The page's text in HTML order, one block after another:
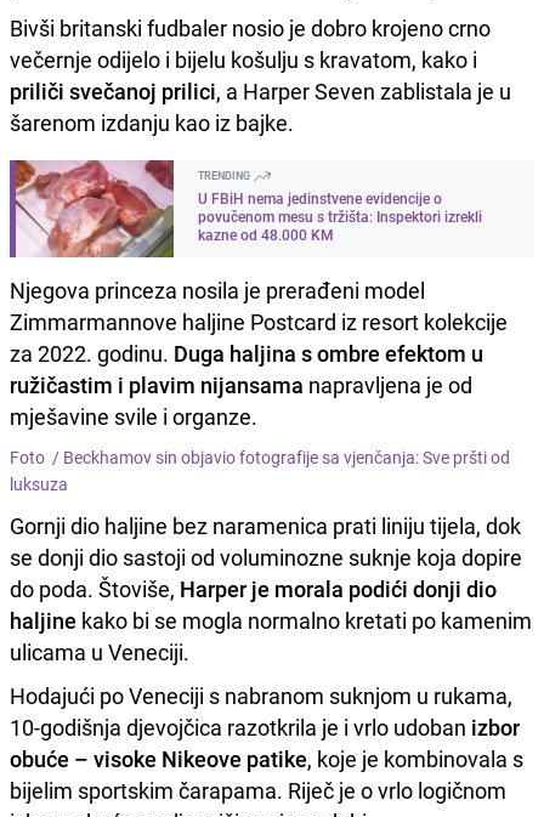
Bivši britanski fudbaler nosio je dobro krojeno crno
večernje odijelo i bijelu košulju s kravatom, kako i
priliči svečanoj prilici, a Harper Seven zablistala je u
šarenom izdanju kao iz bajke.
TRENDING
U FBiH nema jedinstvene evidencije o
povučenom mesu s tržišta: Inspektori izrekli
kazne od 48.000 KM
Njegova princeza nosila je prerađeni model
Zimmarmannove haljine Postcard iz resort kolekcije
za 2022. godinu. Duga haljina s ombre efektom u
ružičastim i plavim nijansama napravljena je od
mješavine svile i organze.
Foto / Beckhamov sin objavio fotografije sa vjenčanja: Sve pršti od
luksuza
Gornji dio haljine bez naramenica prati liniju tijela, dok
se donji dio sastoji od voluminozne suknje koja dopire
do poda. Štoviše, Harper je morala podići donji dio
haljine kako bi se mogla normalno kretati po kamenim
ulicama u Veneciji.
Hodajući po Veneciji s nabranom suknjom u rukama,
10-godišnja djevojčica razotkrila je i vrlo udoban izbor
obuće – visoke Nikeove patike, koje je kombinovala s
bijelim sportskim čarapama. Riječ je o vrlo logičnom